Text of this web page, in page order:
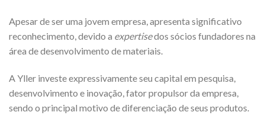
Apesar de ser uma jovem empresa, apresenta significativo
reconhecimento, devido a expertisedos sócios fundadores na
área de desenvolvimento de materiais.
A Yller investe expressivamente seu capital em pesquisa,
desenvolvimento e inovação, fator propulsor da empresa,
sendo o principal motivo de diferenciação de seus produtos.